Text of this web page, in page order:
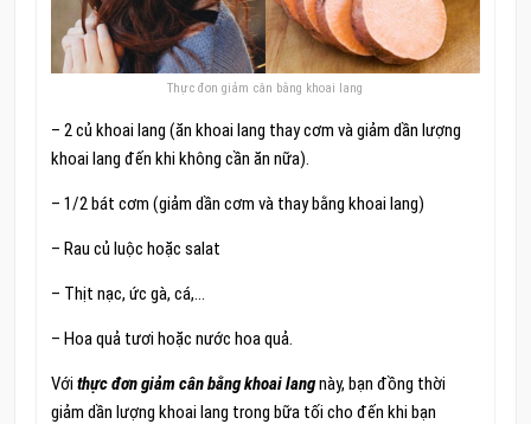
Thực đơn giảm cân bằng khoai lang
– 2 củ khoai lang (ăn khoai lang thay cơm và giảm dần lượng
khoai lang đến khi không cần ăn nữa).
– 1/2 bát cơm (giảm dần cơm và thay bằng khoai lang)
– Rau củ luộc hoặc salat
– Thịt nạc, ức gà, cá,…
– Hoa quả tươi hoặc nước hoa quả.
Với thực đơn giảm cân bằng khoai langnày, bạn đồng thời
giảm dần lượng khoai lang trong bữa tối cho đến khi bạn